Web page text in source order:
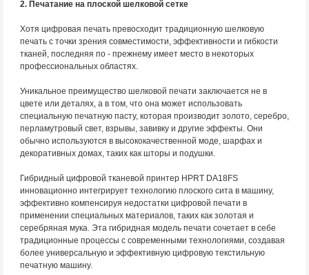
2. Печатание на плоской шелковой сетке
Хотя цифровая печать превосходит традиционную шелковую
печать с точки зрения совместимости, эффективности и гибкости
тканей, последняя по - прежнему имеет место в некоторых
профессиональных областях.
Уникальное преимущество шелковой печати заключается не в
цвете или деталях, а в том, что она может использовать
специальную печатную пасту, которая производит золото, серебро,
перламутровый свет, взрывы, завивку и другие эффекты. Они
обычно используются в высококачественной моде, шарфах и
декоративных домах, таких как шторы и подушки.
Гибридный цифровой тканевой принтер HPRT DA18FS
инновационно интегрирует технологию плоского сита в машину,
эффективно компенсируя недостатки цифровой печати в
применении специальных материалов, таких как золотая и
серебряная мука. Эта гибридная модель печати сочетает в себе
традиционные процессы с современными технологиями, создавая
более универсальную и эффективную цифровую текстильную
печатную машину.